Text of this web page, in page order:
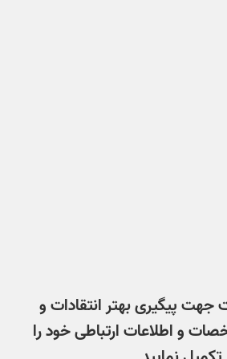
پیگیری بهتر انتقادات و
و اطلاعات ارتباطی خود را